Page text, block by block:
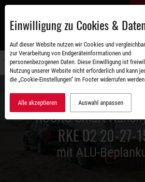
Zum
ROCKO Smart
RKE O2 20-27-
mit ALU-
Einwilligung zu Cookies &
Auf dieser Website nutzen wir Cookies und
zur Verarbeitung von Endgeräteinformationen und
personenbezogenen Daten. Diese Einwilligung ist
Nutzung unserer Website nicht erforderlich und kann
die „Cookie-Einstellungen“ im Footer widerrufen
Alle akzeptieren Auswahl anpassen